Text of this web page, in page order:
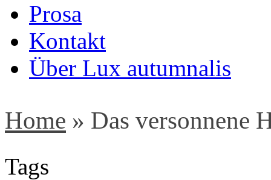
Prosa
Kontakt
Über Lux autumnalis
Home » Das versonnene
Tags